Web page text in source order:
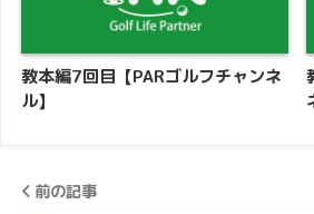
教本編7回目【PARゴルフチャンネ
ル】
前の記事